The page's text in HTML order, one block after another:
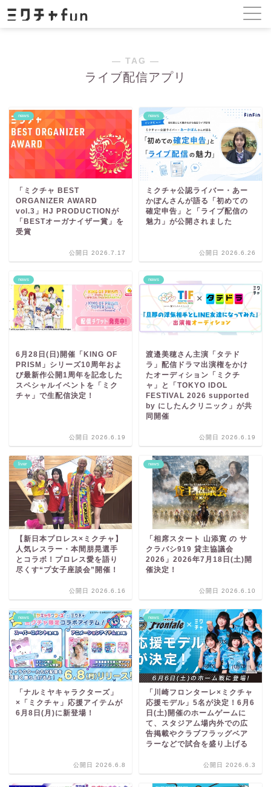
― TAG ―
ライブ配信アプリ
news
「ミクチャ BEST
ORGANIZER AWARD
vol.3」HJ PRODUCTIONが
「BESTオーガナイザー賞」を
受賞
公開日 2026.7.17
news
ミクチャ公認ライバー・あー
かぽんさんが語る「初めての
確定申告」と「ライブ配信の
魅力」が公開されました
公開日 2026.6.26
news
6月28日(日)開催「KING OF
PRISM」シリーズ10周年およ
び最新作公開1周年を記念した
スペシャルイベントを「ミク
チャ」で生配信決定！
公開日 2026.6.19
news
渡邉美穂さん主演「タテド
ラ」配信ドラマ出演権をかけ
たオーディション「ミクチ
ャ」と「TOKYO IDOL
FESTIVAL 2026 supported
by にしたんクリニック」が共
同開催
公開日 2026.6.19
liver
【新日本プロレス×ミクチャ】
人気レスラー・本間朋晃選手
とコラボ！プロレス愛を語り
尽くす“プ女子座談会”開催！
公開日 2026.6.16
news
「相席スタート 山添寛 の サ
クラバシ919 貸主協議会
2026」2026年7月18日(土)開
催決定！
公開日 2026.6.10
news
「ナルミヤキャラクターズ」
×「ミクチャ」応援アイテムが
6月8日(月)に新登場！
公開日 2026.6.8
news
「川崎フロンターレ×ミクチャ
応援モデル」5名が決定！6月6
日(土)開催のホームゲームに
て、スタジアム場内外での広
告掲載やクラブフラッグベア
ラーなどで試合を盛り上げる
公開日 2026.6.3